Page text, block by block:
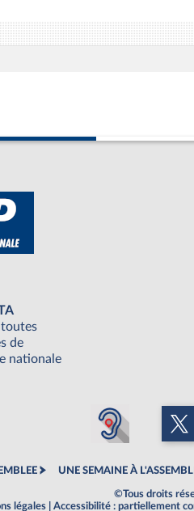
toutes
de
nationale
UNE SEMAINE À
©Tous droits
légales
Accessibilité : partiellement